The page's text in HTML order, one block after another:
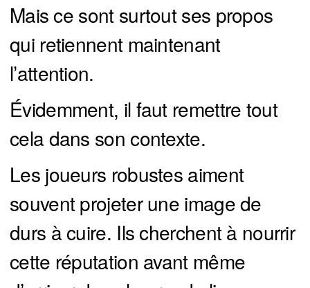
Mais ce sont surtout ses propos
qui retiennent maintenant
l’attention.
Évidemment, il faut remettre tout
cela dans son contexte.
Les joueurs robustes aiment
souvent projeter une image de
durs à cuire. Ils cherchent à nourrir
cette réputation avant même